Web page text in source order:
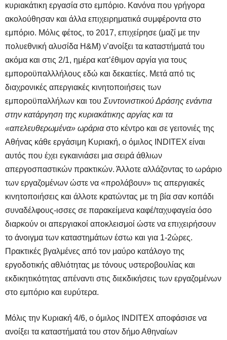
κυριακάτικη εργασία στο εμπόριο. Κανόνα που γρήγορα
ακολούθησαν και άλλα επιχειρηματικά συμφέροντα στο
εμπόριο. Μόλις φέτος, το 2017, επιχείρησε (μαζί με την
πολυεθνική αλυσίδα H&M) ν’ανοίξει τα καταστήματά του
ακόμα και στις 2/1, ημέρα κατ’έθιμον αργία για τους
εμποροϋπαλλλήλους εδώ και δεκαετίες. Μετά από τις
διαχρονικές απεργιακές κινητοποιήσεις των
εμποροϋπαλλήλων και του Συντονιστικού Δράσης ενάντια
στην κατάργηση της κυριακάτικης αργίας και τα
«απελευθερωμένα» ωράριαστο κέντρο και σε γειτονιές της
Αθήνας κάθε εργάσιμη Κυριακή, ο όμιλος INDITEX είναι
αυτός που έχει εγκαινιάσει μια σειρά άθλιων
απεργοσπαστικών πρακτικών. Άλλοτε αλλάζοντας το ωράριο
των εργαζομένων ώστε να «προλάβουν» τις απεργιακές
κινητοποιήσεις και άλλοτε κρατώντας με τη βία σαν κοπάδι
συναδέλφους-ισσες σε παρακείμενα καφέ/ταχυφαγεία όσο
διαρκούν οι απεργιακοί αποκλεισμοί ώστε να επιχειρήσουν
το άνοιγμα των καταστημάτων έστω και για 1-2ώρες.
Πρακτικές βγαλμένες από τον μαύρο κατάλογο της
εργοδοτικής αθλιότητας με τόνους υστεροβουλίας και
εκδικητικότητας απέναντι στις διεκδικήσεις των εργαζομένων
στο εμπόριο και ευρύτερα.
Μόλις την Κυριακή 4/6, ο όμιλος INDITEX αποφάσισε να
ανοίξει τα καταστήματά του στον δήμο Αθηναίων